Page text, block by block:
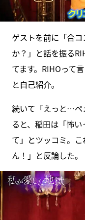
ゲストを前に「合
か？」と話を振る
てます。RIHOって
と自己紹介。
続いて「えっと…ぺ
ると、稲田は「怖
て」とツッコミ。
ん！」と反論した。